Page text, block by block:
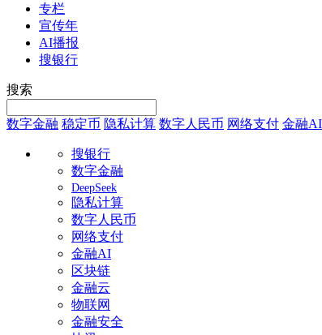
专栏
宣传年
AI播报
搜银行
搜索
数字金融 稳定币 隐私计算 数字人民币 网络支付 金融AI
搜银行
数字金融
DeepSeek
隐私计算
数字人民币
网络支付
金融AI
区块链
金融云
物联网
金融安全